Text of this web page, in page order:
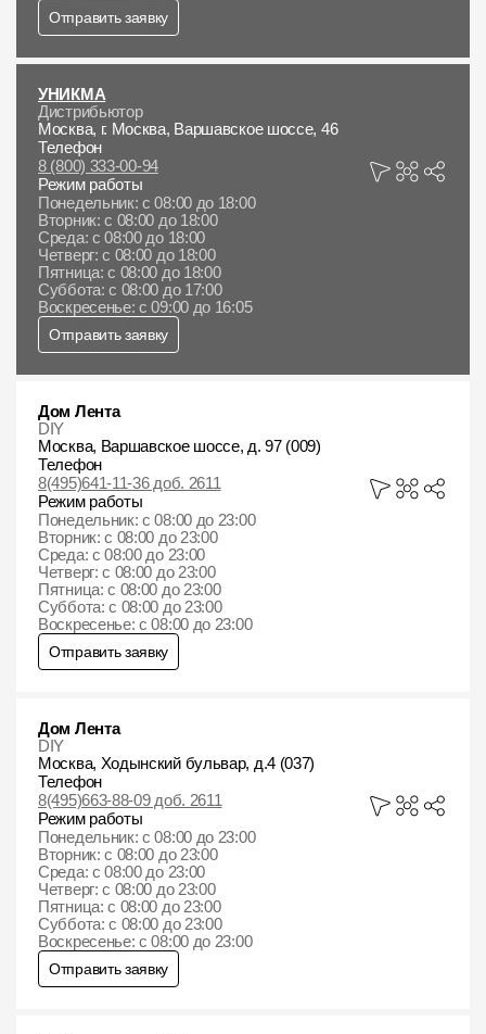
Отправить заявку
УНИКМА
Дистрибьютор
Москва, г. Москва, Варшавское шоссе, 46
Телефон
8 (800) 333-00-94
Режим работы
Понедельник: с 08:00 до 18:00
Вторник: с 08:00 до 18:00
Среда: с 08:00 до 18:00
Четверг: с 08:00 до 18:00
Пятница: с 08:00 до 18:00
Суббота: с 08:00 до 17:00
Воскресенье: с 09:00 до 16:05
Отправить заявку
Дом Лента
DIY
Москва, Варшавское шоссе, д. 97 (009)
Телефон
8(495)641-11-36 доб. 2611
Режим работы
Понедельник: с 08:00 до 23:00
Вторник: с 08:00 до 23:00
Среда: с 08:00 до 23:00
Четверг: с 08:00 до 23:00
Пятница: с 08:00 до 23:00
Суббота: с 08:00 до 23:00
Воскресенье: с 08:00 до 23:00
Отправить заявку
Дом Лента
DIY
Москва, Ходынский бульвар, д.4 (037)
Телефон
8(495)663-88-09 доб. 2611
Режим работы
Понедельник: с 08:00 до 23:00
Вторник: с 08:00 до 23:00
Среда: с 08:00 до 23:00
Четверг: с 08:00 до 23:00
Пятница: с 08:00 до 23:00
Суббота: с 08:00 до 23:00
Воскресенье: с 08:00 до 23:00
Отправить заявку